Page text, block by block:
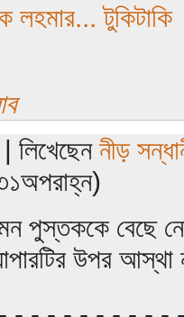
লহমার... টুকিটাকি
লিখেছেন নীড়
পুস্তককে বেছে
উপর